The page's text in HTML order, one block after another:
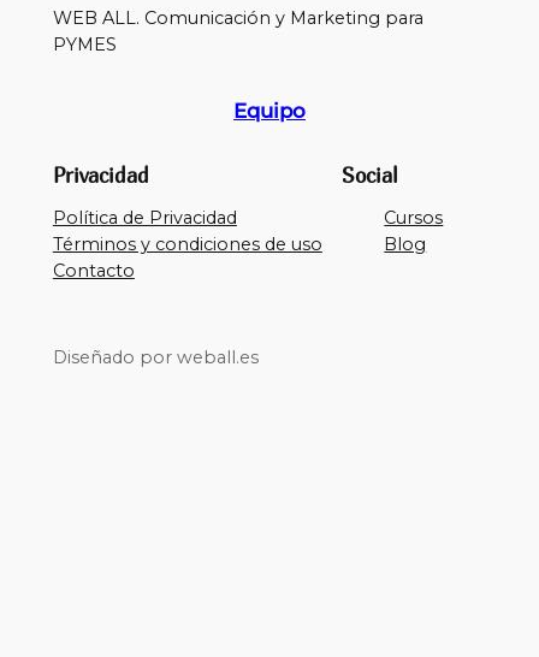
WEB ALL. Comunicación y Marketing para
PYMES
Equipo
Privacidad
Política de Privacidad
Términos y condiciones de uso
Contacto
Social
Cursos
Blog
Diseñado por weball.es